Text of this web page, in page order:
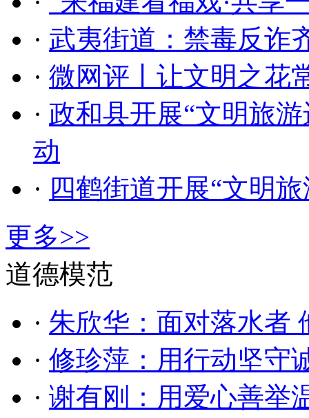
· 武夷街道：禁毒反诈
· 微网评丨让文明之花
· 政和县开展“文明旅
动
· 四鹤街道开展“文明
更多>>
道德模范
· 朱欣华：面对落水者
· 修珍萍：用行动坚守
· 谢有刚：用爱心善举